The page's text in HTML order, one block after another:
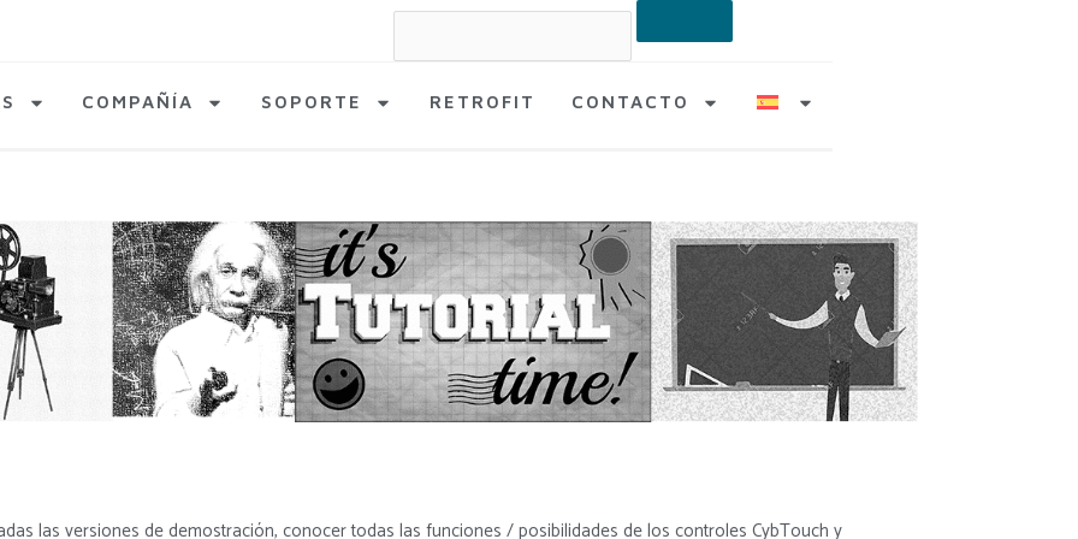
Search
COMPAÑÍA SOPORTE RETROFIT CONTACTO
las versiones de demostración, conocer todas las funciones / posibilidades de los controles CybTouch y